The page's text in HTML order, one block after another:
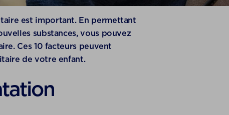
est important. En permettant
substances, vous pouvez
Ces 10 facteurs peuvent
de votre enfant.